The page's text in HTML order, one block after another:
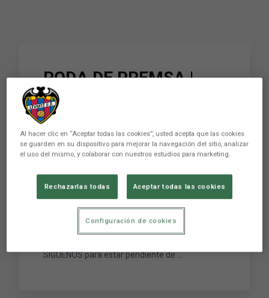
RODA DE PREMSA |
Felipe Miñambres:
"Hem d'acceptar els
reptes que ens venen
per a lluitar-los i
esforçar-nos al màxim"
SÍGUENOS para estar pendiente de ...
Al hacer clic en “Aceptar todas las cookies”, usted acepta que las cookies
se guarden en su dispositivo para mejorar la navegación del sitio, analizar
el uso del mismo, y colaborar con nuestros estudios para marketing.
Rechazarlas todas Aceptar todas las cookies
Configuración de cookies